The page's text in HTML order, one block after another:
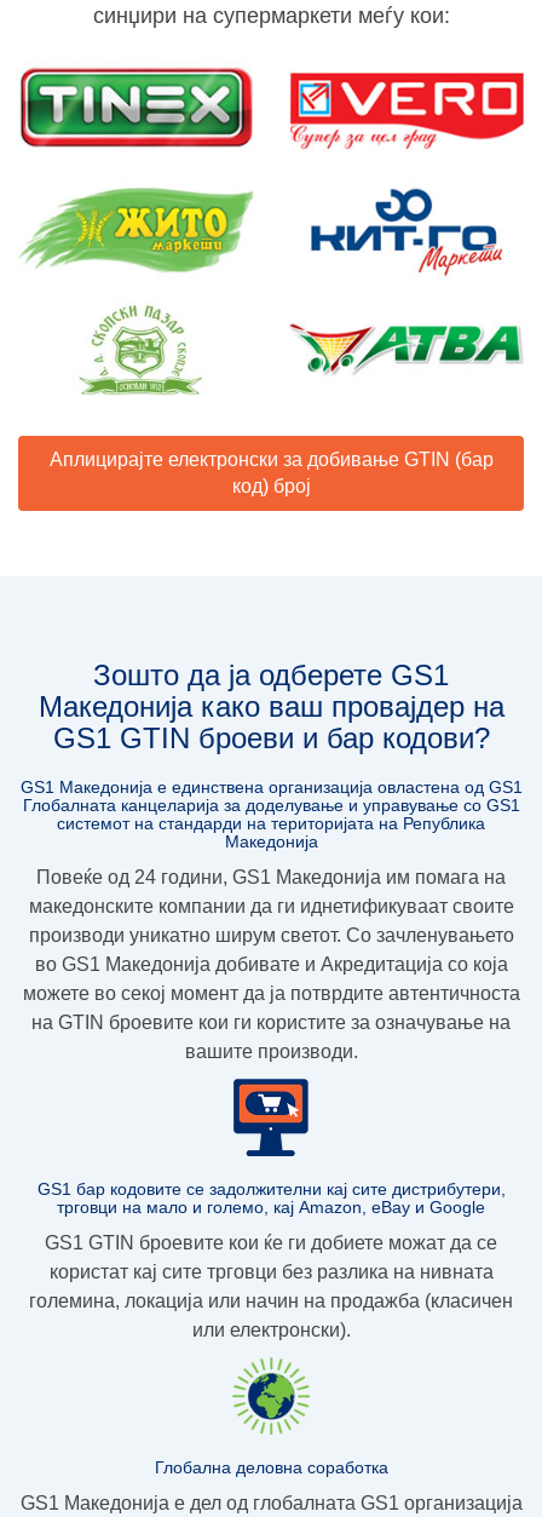
синџири на супермаркети меѓу кои:
Аплицирајте електронски за добивање GTIN (бар
код) број
Зошто да ја одберете GS1
Македонија како ваш провајдер на
GS1 GTIN броеви и бар кодови?
GS1 Македонија е единствена организација овлaстена од GS1
Глобалната канцеларија за доделување и управување со GS1
системот на стандарди на територијата на Република
Македонија
Повеќе од 24 години, GS1 Македoнија им помага на
македонските компании да ги иднетификуваат своите
производи уникатно ширум светот. Со зачленувањето
во GS1 Македонија добивате и Акредитација со која
можете во секој момент да ја потврдите автентичноста
на GTIN броевите кои ги користите за означување на
вашите производи.
GS1 бар кодовите се задолжителни кај сите дистрибутери,
трговци на мало и големо, кај Amazon, eBay и Google
GS1 GTIN броевите кои ќе ги добиете можат да се
користат кај сите трговци без разлика на нивната
големина, локација или начин на продажба (класичен
или електронски).
Глобална деловна соработка
GS1 Македонија е дел од глобалната GS1 организација